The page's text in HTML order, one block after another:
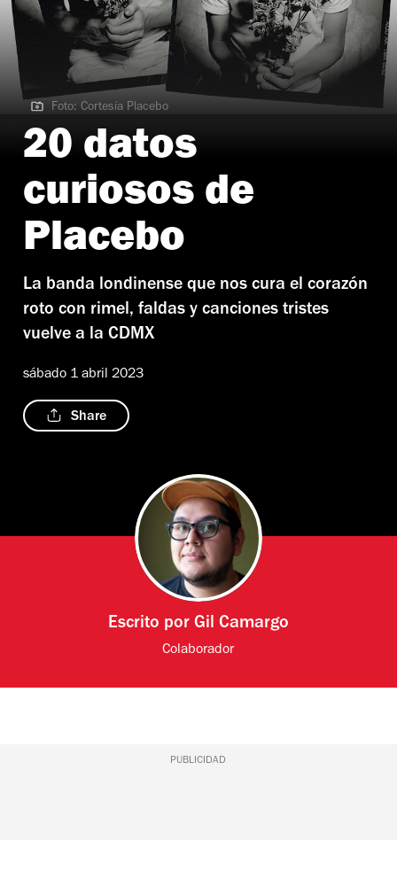
Foto: Cortesía Placebo
Foto: Cortesía Placebo
20 datos
curiosos de
Placebo
La banda londinense que nos cura el corazón
roto con rimel, faldas y canciones tristes
vuelve a la CDMX
sábado 1 abril 2023
Share
Escrito por Gil Camargo
Colaborador
PUBLICIDAD